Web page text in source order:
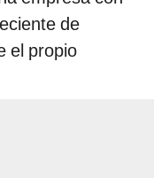
de
el propio